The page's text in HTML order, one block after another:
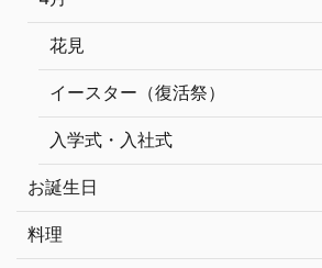
花見
イースター（復活祭）
入学式・入社式
お誕生日
料理